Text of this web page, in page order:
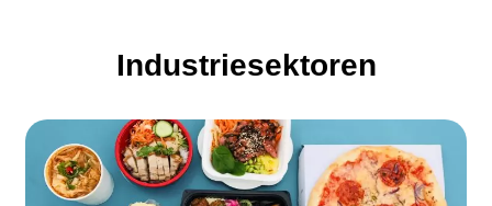
Industriesektoren